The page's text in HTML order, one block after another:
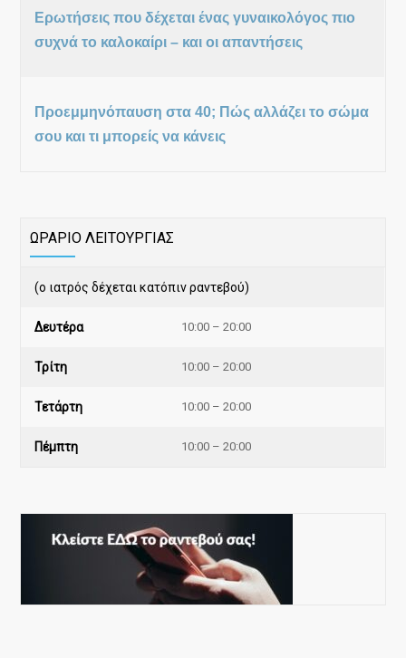
Ερωτήσεις που δέχεται ένας γυναικολόγος πιο
συχνά το καλοκαίρι – και οι απαντήσεις
Προεμμηνόπαυση στα 40; Πώς αλλάζει το σώμα
σου και τι μπορείς να κάνεις
ΩΡΑΡΙΟ ΛΕΙΤΟΥΡΓΙΑΣ
(ο ιατρός δέχεται κατόπιν ραντεβού)
Δευτέρα 10:00 – 20:00
Τρίτη 10:00 – 20:00
Τετάρτη 10:00 – 20:00
Πέμπτη 10:00 – 20:00